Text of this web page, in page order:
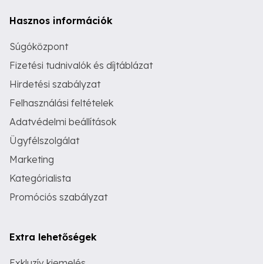
Hasznos információk
Súgóközpont
Fizetési tudnivalók és díjtáblázat
Hirdetési szabályzat
Felhasználási feltételek
Adatvédelmi beállítások
Ügyfélszolgálat
Marketing
Kategórialista
Promóciós szabályzat
Extra lehetőségek